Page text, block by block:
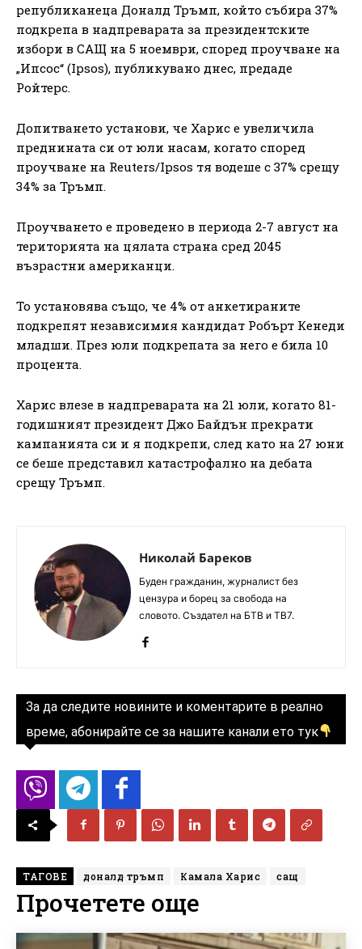
републиканеца Доналд Тръмп, който събира 37%
подкрепа в надпреварата за президентските
избори в САЩ на 5 ноември, според проучване на
„Ипсос“ (Ipsos), публикувано днес, предаде
Ройтерс.
Допитването установи, че Харис е увеличила
преднината си от юли насам, когато според
проучване на Reuters/Ipsos тя водеше с 37% срещу
34% за Тръмп.
Проучването е проведено в периода 2-7 август на
територията на цялата страна сред 2045
възрастни американци.
То установява също, че 4% от анкетираните
подкрепят независимия кандидат Робърт Кенеди
младши. През юли подкрепата за него е била 10
процента.
Харис влезе в надпреварата на 21 юли, когато 81-
годишният президент Джо Байдън прекрати
кампанията си и я подкрепи, след като на 27 юни
се беше представил катастрофално на дебата
срещу Тръмп.
Николай Бареков
Буден гражданин, журналист без
цензура и борец за свобода на
словото. Създател на БТВ и ТВ7.
За да следите новините и коментарите в реално
време, абонирайте се за нашите канали ето тук
ТАГОВЕ доналд тръмп Камала Харис сащ
Прочетете още